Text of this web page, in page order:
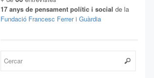
17 anys de pensament polític i social de la
Fundació Francesc Ferrer i Guàrdia